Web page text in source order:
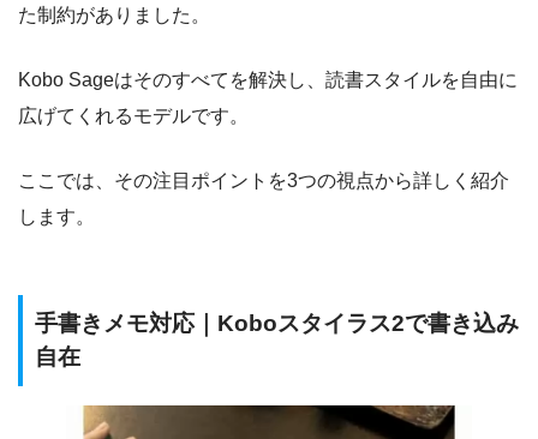
た制約がありました。
Kobo Sageはそのすべてを解決し、読書スタイルを自由に
広げてくれるモデルです。
ここでは、その注目ポイントを3つの視点から詳しく紹介
します。
手書きメモ対応｜Koboスタイラス2で書き込み
自在